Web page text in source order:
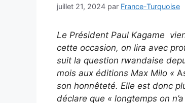
juillet 21, 2024 par France-Turquoise
Le Président Paul Kagame
cette occasion, on lira avec
suit la question rwandaise
mois aux éditions Max Milo «
son honnêteté. Elle est donc
déclare que « longtemps on